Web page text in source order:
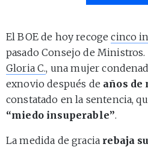
El BOE de hoy recogecinco
pasado Consejo de
Gloria C., una mujer
exnovio después de años de
constatado en la sentencia,
“miedo insuperable”.
La medida de gracia rebaja